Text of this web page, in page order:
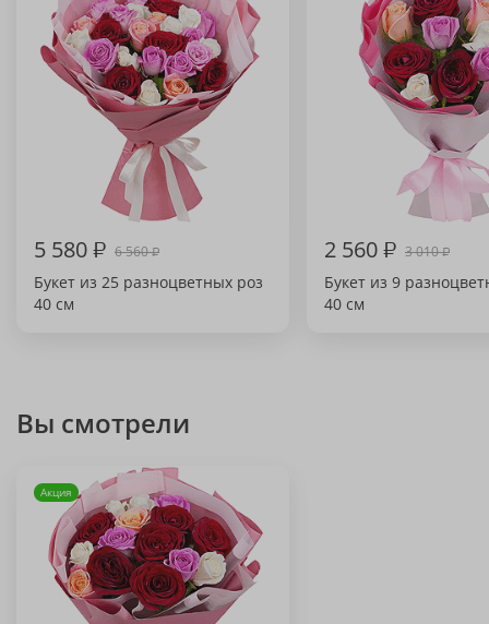
5 580₽ 6 560₽
Букет из 25 разноцветных роз
40 см
2 560₽ 3 010₽
Букет из 9
40 см
Вы смотрели
Акция